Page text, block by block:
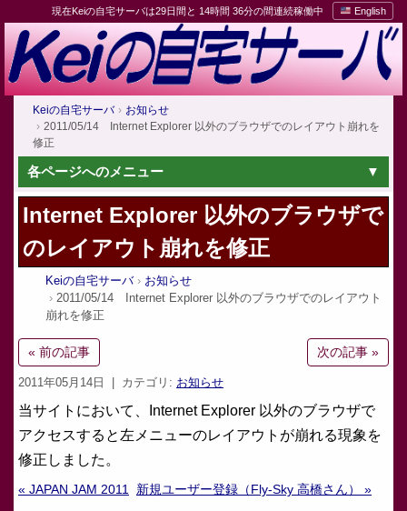
現在Keiの自宅サーバは29日間と 14時間 36分の間連続稼働中 English
Keiの自宅サーバ
お知らせ
2011/05/14 Internet Explorer 以外のブラウザでのレイアウト崩れを
修正
各ページへのメニュー
Internet Explorer 以外のブラウザで
のレイアウト崩れを修正
Keiの自宅サーバ
お知らせ
2011/05/14 Internet Explorer 以外のブラウザでのレイアウト
崩れを修正
« 前の記事 次の記事 »
2011年05月14日 | カテゴリ: お知らせ
当サイトにおいて、Internet Explorer 以外のブラウザで
アクセスすると左メニューのレイアウトが崩れる現象を
修正しました。
« JAPAN JAM 2011 新規ユーザー登録（Fly-Sky 高橋さん） »